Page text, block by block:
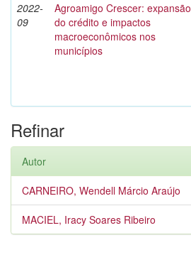
2022-
09
Agroamigo Crescer: expansão
do crédito e impactos
macroeconômicos nos
municípios
Refinar
Autor
CARNEIRO, Wendell Márcio Araújo
MACIEL, Iracy Soares Ribeiro